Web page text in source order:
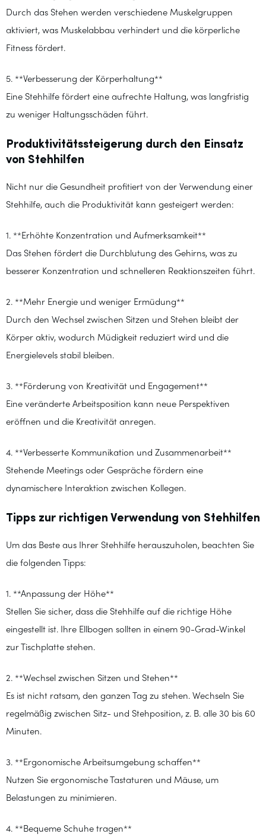
Durch das Stehen werden verschiedene Muskelgruppen
aktiviert, was Muskelabbau verhindert und die körperliche
Fitness fördert.
5. **Verbesserung der Körperhaltung**
Eine Stehhilfe fördert eine aufrechte Haltung, was langfristig
zu weniger Haltungsschäden führt.
Produktivitätssteigerung durch den Einsatz
von Stehhilfen
Nicht nur die Gesundheit profitiert von der Verwendung einer
Stehhilfe, auch die Produktivität kann gesteigert werden:
1. **Erhöhte Konzentration und Aufmerksamkeit**
Das Stehen fördert die Durchblutung des Gehirns, was zu
besserer Konzentration und schnelleren Reaktionszeiten führt.
2. **Mehr Energie und weniger Ermüdung**
Durch den Wechsel zwischen Sitzen und Stehen bleibt der
Körper aktiv, wodurch Müdigkeit reduziert wird und die
Energielevels stabil bleiben.
3. **Förderung von Kreativität und Engagement**
Eine veränderte Arbeitsposition kann neue Perspektiven
eröffnen und die Kreativität anregen.
4. **Verbesserte Kommunikation und Zusammenarbeit**
Stehende Meetings oder Gespräche fördern eine
dynamischere Interaktion zwischen Kollegen.
Tipps zur richtigen Verwendung von Stehhilfen
Um das Beste aus Ihrer Stehhilfe herauszuholen, beachten Sie
die folgenden Tipps:
1. **Anpassung der Höhe**
Stellen Sie sicher, dass die Stehhilfe auf die richtige Höhe
eingestellt ist. Ihre Ellbogen sollten in einem 90-Grad-Winkel
zur Tischplatte stehen.
2. **Wechsel zwischen Sitzen und Stehen**
Es ist nicht ratsam, den ganzen Tag zu stehen. Wechseln Sie
regelmäßig zwischen Sitz- und Stehposition, z. B. alle 30 bis 60
Minuten.
3. **Ergonomische Arbeitsumgebung schaffen**
Nutzen Sie ergonomische Tastaturen und Mäuse, um
Belastungen zu minimieren.
4. **Bequeme Schuhe tragen**